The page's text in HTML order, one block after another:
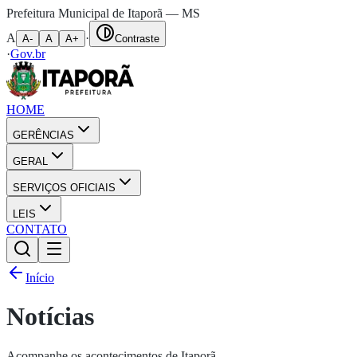
Prefeitura Municipal de Itaporã — MS
A
A- A A+ · Contraste
·Gov.br
HOME
GERÊNCIAS
GERAL
SERVIÇOS OFICIAIS
LEIS
CONTATO
Início
Notícias